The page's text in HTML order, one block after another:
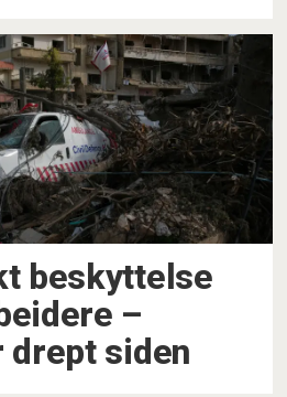
beskyttelse
–
drept siden